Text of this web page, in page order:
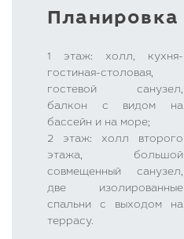
Планировка
1 этаж: холл, кухня-
гостиная-столовая,
гостевой санузел,
балкон с видом на
бассейн и на море;
2 этаж: холл второго
этажа, большой
совмещенный санузел,
две изолированные
спальни с выходом на
террасу.